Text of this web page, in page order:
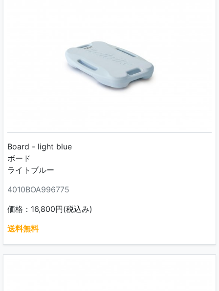
Board - light blue
ボード
ライトブルー
4010BOA996775
価格：16,800円(税込み)
送料無料